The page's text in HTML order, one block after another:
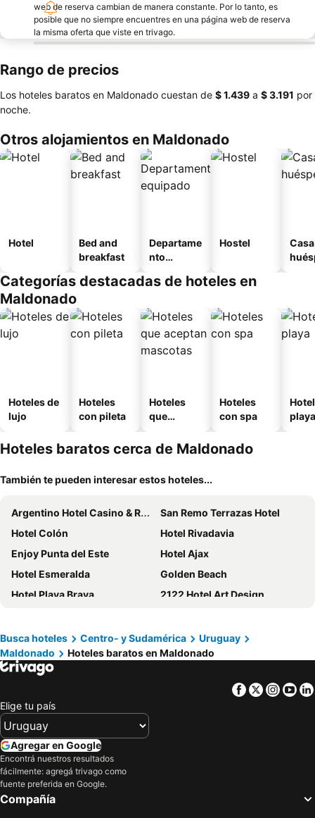
web de reserva cambian de manera constante. Por lo tanto, es
posible que no siempre encuentres en una página web de reserva
la misma oferta que viste en trivago.
Rango de precios
Los hoteles baratos en Maldonado cuestan de ‎$ 1.439 a ‎$ 3.191 por
noche.
Otros alojamientos en Maldonado
Hotel
Bed and
breakfast
Departame
nto
Hostel
Categorías destacadas de hoteles en
Maldonado
Hoteles de
lujo
Hoteles
con pileta
Hoteles
que
mascotas
Hoteles
con spa
playa
Hoteles baratos cerca de Maldonado
También te pueden interesar estos hoteles...
Argentino Hotel Casino & Resort
San Remo Terrazas Hotel
Hotel Colón
Hotel Rivadavia
Enjoy Punta del Este
Hotel Ajax
Hotel Esmeralda
Golden Beach
Hotel Playa Brava
2122 Hotel Art Design
Hotel del Lago Golf & Art Resort
Park Hotel
Chihuahua Resort
Hotel Select
Club Hotel Casapueblo
Complejo Laderas del Cerro
Hotel Centro
Solanas Green Park & Crystal Beach
Punta del Este Arenas Hotel & Resort
American
Busca hoteles Centro- y Sudamérica
Uruguay
Maldonado
Hoteles baratos en Maldonado
Facebook
Twitter
Elige tu país
Agregar en Google
Encontrá nuestros resultados
fácilmente: agregá trivago como
fuente preferida en Google.
Compañía